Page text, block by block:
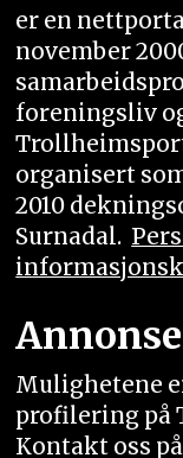
er en
november
foreningsliv
organisert
2010
Surnadal.
Mulighetene
profilering på
Kontakt oss på